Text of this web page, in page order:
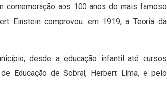
comemoração aos 100 anos do mais famoso
Einstein comprovou, em 1919, a Teoria da
desde a educação infantil até cursos
Educação de Sobral, Herbert Lima, e pelo